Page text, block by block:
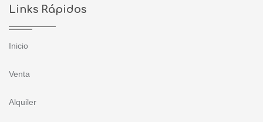
Links Rápidos
Inicio
Venta
Alquiler